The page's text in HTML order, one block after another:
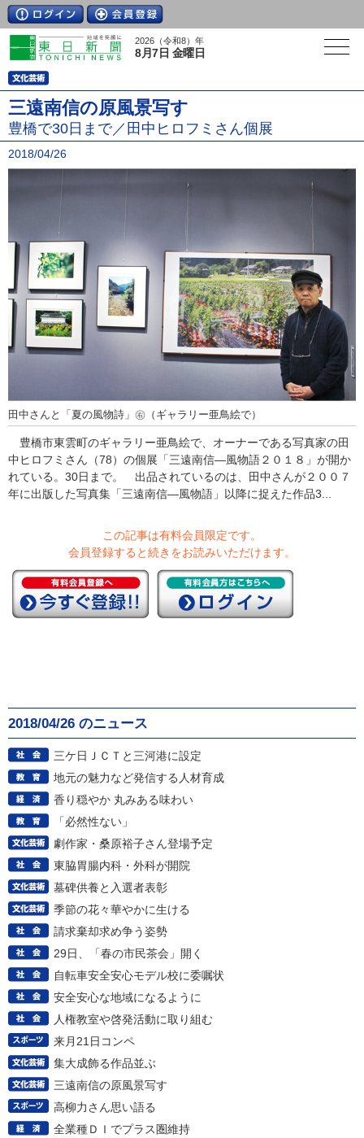
2026（令和8）年
8月7日 金曜日
三遠南信の原風景写す
豊橋で30日まで／田中ヒロフミさん個展
2018/04/26
田中さんと「夏の風物詩」㊨（ギャラリー亜鳥絵で）
豊橋市東雲町のギャラリー亜鳥絵で、オーナーである写真家の田
中ヒロフミさん（78）の個展「三遠南信―風物語２０１８」が開か
れている。30日まで。 出品されているのは、田中さんが２００７
年に出版した写真集「三遠南信―風物語」以降に捉えた作品3...
この記事は有料会員限定です。
会員登録すると続きをお読みいただけます。
2018/04/26 のニュース
三ケ日ＪＣＴと三河港に設定
地元の魅力など発信する人材育成
香り穏やか 丸みある味わい
「必然性ない」
劇作家・桑原裕子さん登場予定
東脇胃腸内科・外科が開院
墓碑供養と入選者表彰
季節の花々華やかに生ける
請求棄却求め争う姿勢
29日、「春の市民茶会」開く
自転車安全安心モデル校に委嘱状
安全安心な地域になるように
人権教室や啓発活動に取り組む
来月21日コンペ
集大成飾る作品並ぶ
三遠南信の原風景写す
高柳力さん思い語る
全業種ＤＩでプラス圏維持